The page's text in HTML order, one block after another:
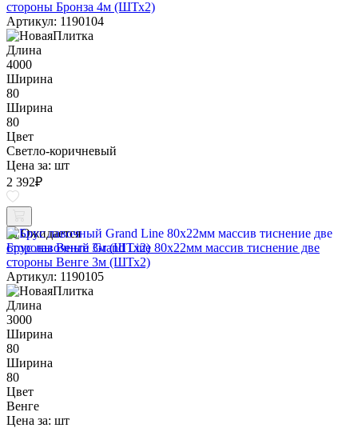
стороны Бронза 4м (ШТх2)
Артикул: 1190104
Длина
4000
Ширина
80
Ширина
80
Цвет
Светло-коричневый
Цена за: шт
2 392₽
Ожидается
Брус лавочный Grand Line 80х22мм массив тиснение две
стороны Венге 3м (ШТх2)
Артикул: 1190105
Длина
3000
Ширина
80
Ширина
80
Цвет
Венге
Цена за: шт